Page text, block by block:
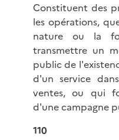
Constituent des
les opérations,
nature ou la
transmettre un
public de
d'un service
ventes, ou qui
d'une campagne
110